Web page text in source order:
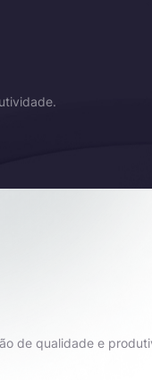
de qualidade e